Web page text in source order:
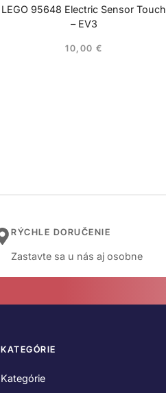
LEGO 95648 Electric Sensor Touch
– EV3
10,00 €
RÝCHLE DORUČENIE
Zastavte sa u nás aj osobne
KATEGÓRIE
Kategórie